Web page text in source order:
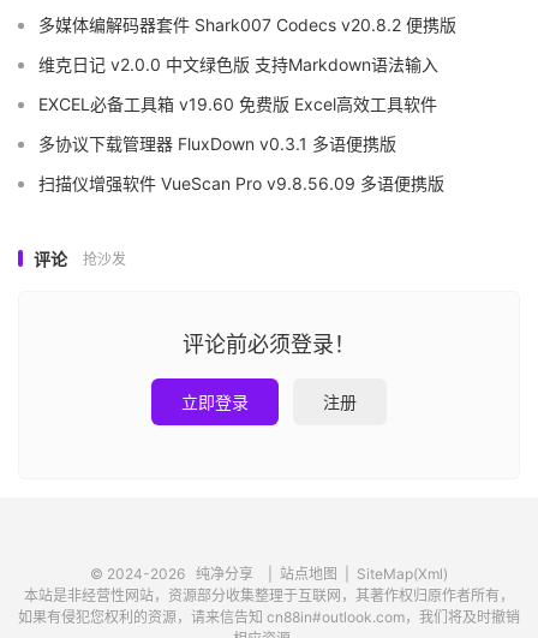
多媒体编解码器套件 Shark007 Codecs v20.8.2 便携版
维克日记 v2.0.0 中文绿色版 支持Markdown语法输入
EXCEL必备工具箱 v19.60 免费版 Excel高效工具软件
多协议下载管理器 FluxDown v0.3.1 多语便携版
扫描仪增强软件 VueScan Pro v9.8.56.09 多语便携版
评论 抢沙发
评论前必须登录！
立即登录 注册
© 2024-2026 纯净分享 站点地图
SiteMap(Xml)
本站是非经营性网站，资源部分收集整理于互联网，其著作权归原作者所有，
如果有侵犯您权利的资源，请来信告知 cn88in#outlook.com，我们将及时撤销